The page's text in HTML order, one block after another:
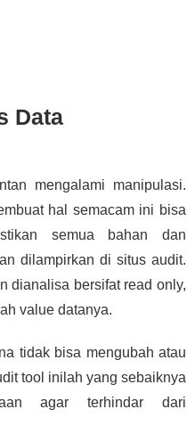
Data
mengalami manipulasi.
hal semacam ini bisa
semua bahan dan
dilampirkan di situs audit.
dianalisa bersifat read only,
value datanya.
tidak bisa mengubah atau
tool inilah yang sebaiknya
agar terhindar dari